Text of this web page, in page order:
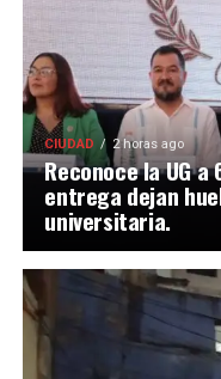
CIUDAD 2 horas ago
Reconoce la UG
entrega dejan
universitaria.